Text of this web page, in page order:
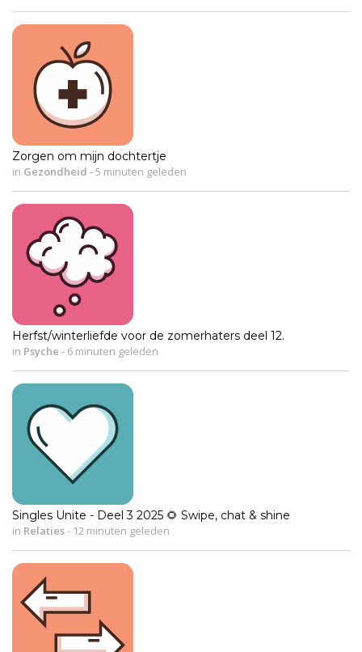
Zorgen om mijn dochtertje
in Gezondheid -5 minuten geleden
Herfst/winterliefde voor de zomerhaters deel 12.
in Psyche - 6 minuten geleden
Singles Unite - Deel 3 2025 🌻 Swipe, chat & shine
in Relaties- 12 minuten geleden